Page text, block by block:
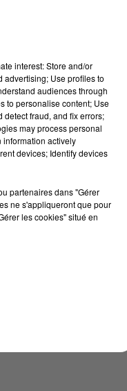
interest: Store and/or
advertising; Use profiles to
audiences through
to personalise content; Use
detect fraud, and fix errors;
may process personal
information actively
devices; Identify devices
partenaires dans "Gérer
ne s'appliqueront que pour
les cookies" situé en